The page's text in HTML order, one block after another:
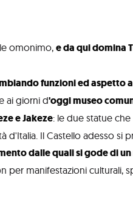
omonimo, e da qui domina
funzioni ed aspetto
ai giorni d'oggi museo
e Jakeze: le due statue
d'Italia. Il Castello adesso si
dalle quali si gode di
per manifestazioni culturali,